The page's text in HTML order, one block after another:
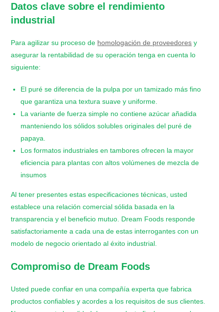
Datos clave sobre el rendimiento
industrial
Para agilizar su proceso de homologación de proveedores y
asegurar la rentabilidad de su operación tenga en cuenta lo
siguiente:
​El puré se diferencia de la pulpa por un tamizado más fino
que garantiza una textura suave y uniforme.
​La variante de fuerza simple no contiene azúcar añadida
manteniendo los sólidos solubles originales del puré de
papaya.
​Los formatos industriales en tambores ofrecen la mayor
eficiencia para plantas con altos volúmenes de mezcla de
insumos
Al tener presentes estas especificaciones técnicas, usted
establece una relación comercial sólida basada en la
transparencia y el beneficio mutuo. Dream Foods responde
satisfactoriamente a cada una de estas interrogantes con un
modelo de negocio orientado al éxito industrial.
Compromiso de Dream Foods
Usted puede confiar en una compañía experta que fabrica
productos confiables y acordes a los requisitos de sus clientes.